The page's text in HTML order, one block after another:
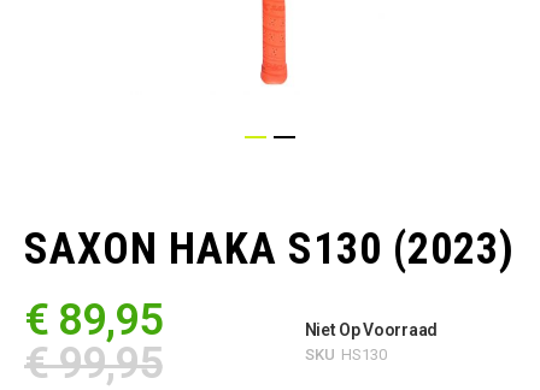
begin
van
afbeeldingen-
gallerij
SAXON HAKA S130 (2023)
€ 89,95
€ 99,95
Niet Op Voorraad
SKU HS130